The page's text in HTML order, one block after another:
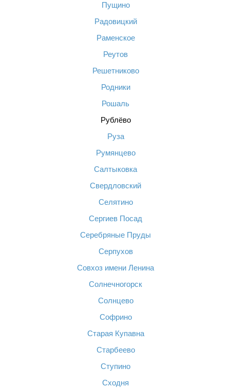
Пущино
Радовицкий
Раменское
Реутов
Решетниково
Родники
Рошаль
Рублёво
Руза
Румянцево
Салтыковка
Свердловский
Селятино
Сергиев Посад
Серебряные Пруды
Серпухов
Совхоз имени Ленина
Солнечногорск
Солнцево
Софрино
Старая Купавна
Старбеево
Ступино
Сходня